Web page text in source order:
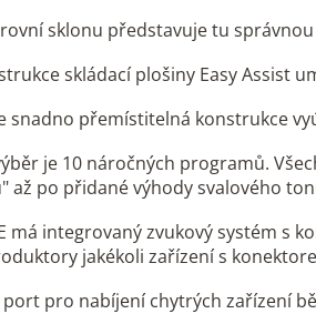
sklonu představuje tu
skládací plošiny Easy Assist
snadno přemístitelná konstrukce
je 10 náročných programů.
až po přidané výhody svalového
má integrovaný zvukový systém s
jakékoli zařízení s
port pro nabíjení chytrých zařízení